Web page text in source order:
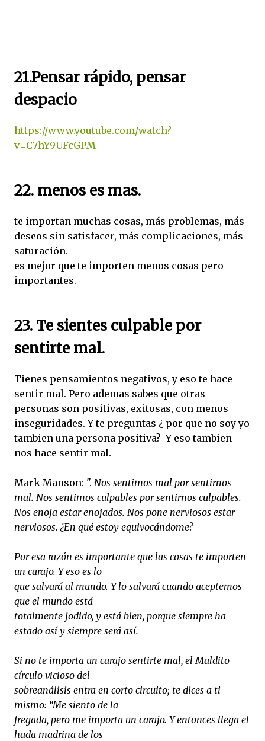
21.Pensar rápido, pensar
despacio
https://www.youtube.com/watch?
v=C7hY9UFcGPM
22. menos es mas.
te importan muchas cosas, más problemas, más
deseos sin satisfacer, más complicaciones, más
saturación.
es mejor que te importen menos cosas pero
importantes.
23. Te sientes culpable por
sentirte mal.
Tienes pensamientos negativos, y eso te hace
sentir mal. Pero ademas sabes que otras
personas son positivas, exitosas, con menos
inseguridades. Y te preguntas ¿ por que no soy yo
tambien una persona positiva? Y eso tambien
nos hace sentir mal.
Mark Manson: ". Nos sentimos mal por sentirnos
mal. Nos sentimos culpables por sentirnos culpables.
Nos enoja estar enojados. Nos pone nerviosos estar
nerviosos. ¿En qué estoy equivocándome?
Por esa razón es importante que las cosas te importen
un carajo. Y eso es lo
que salvará al mundo. Y lo salvará cuando aceptemos
que el mundo está
totalmente jodido, y está bien, porque siempre ha
estado así y siempre será así.
Si no te importa un carajo sentirte mal, el Maldito
círculo vicioso del
sobreanálisis entra en corto circuito; te dices a ti
mismo: “Me siento de la
fregada, pero me importa un carajo. Y entonces llega el
hada madrina de los